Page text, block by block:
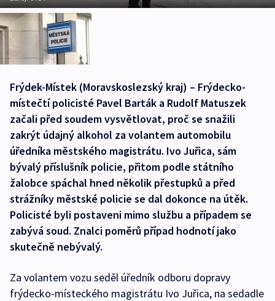
Frýdek-Místek (Moravskoslezský kraj) – Frýdecko-
místečtí policisté Pavel Barták a Rudolf Matuszek
začali před soudem vysvětlovat, proč se snažili
zakrýt údajný alkohol za volantem automobilu
úředníka městského magistrátu. Ivo Juřica, sám
bývalý příslušník policie, přitom podle státního
žalobce spáchal hned několik přestupků a před
strážníky městské policie se dal dokonce na útěk.
Policisté byli postaveni mimo službu a případem se
zabývá soud. Znalci poměrů případ hodnotí jako
skutečně nebývalý.
Za volantem vozu seděl úředník odboru dopravy
frýdecko-místeckého magistrátu Ivo Juřica, na sedadle